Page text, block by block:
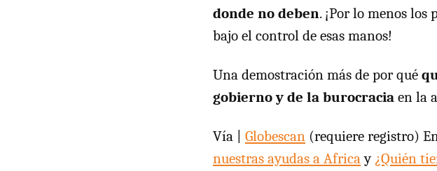
donde no deben. ¡Por lo menos
bajo el control de esas manos!
Una demostración más de por qué
gobierno y de la burocracia en la
Vía | Globescan (requiere registro)
nuestras ayudas a Africay ¿Quién